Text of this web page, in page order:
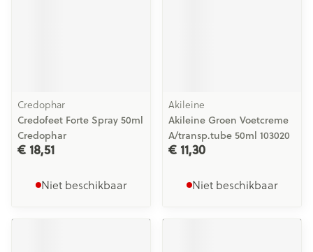
Credophar
Credofeet Forte Spray 50ml
Credophar
€ 18,51
Niet beschikbaar
Akileine
Akileine Groen Voetcreme
A/transp.tube 50ml 103020
€ 11,30
Niet beschikbaar